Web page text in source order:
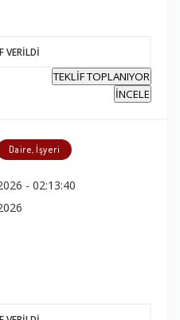
VERİLDİ
TEKLİF TOPLANIYOR
İNCELE
Daire, İşyeri
- 02:13:40